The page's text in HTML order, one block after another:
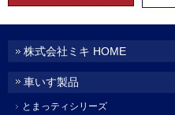
株式会社ミキ HOME
車いす製品
とまっティシリーズ